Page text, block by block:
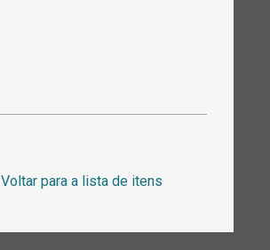
Voltar para a lista de itens